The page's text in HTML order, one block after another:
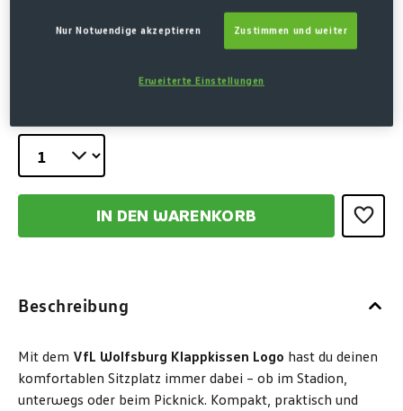
15,00 €*
* Preise inkl. MwSt. zzgl. Versandkosten
IN DEN WARENKORB
Beschreibung
Mit dem VfL Wolfsburg Klappkissen Logo hast du deinen
komfortablen Sitzplatz immer dabei – ob im Stadion,
unterwegs oder beim Picknick. Kompakt, praktisch und
Nur Notwendige akzeptieren Zustimmen und weiter
Erweiterte Einstellungen